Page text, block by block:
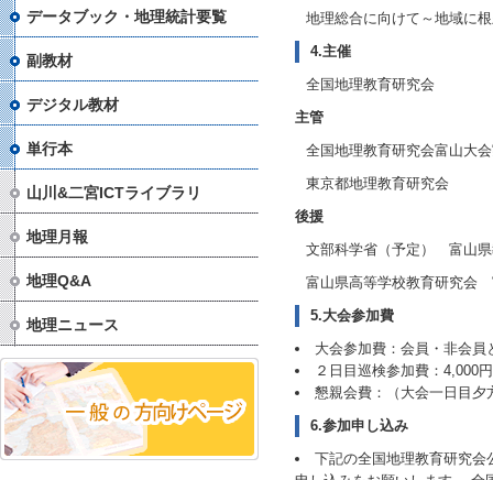
地理総合に向けて～地域に
4.主催
全国地理教育研究会
主管
全国地理教育研究会富山大
東京都地理教育研究会
後援
文部科学省（予定） 富山
富山県高等学校教育研究会
5.大会参加費
大会参加費：会員・非会員
２日目巡検参加費： 4,000円
懇親会費：（大会一日目夕
6.参加申し込み
下記の全国地理教育研究会
データブック・地理統計要覧
副教材
デジタル教材
単行本
山川&二宮ICTライブラリ
地理月報
地理Q&A
地理ニュース